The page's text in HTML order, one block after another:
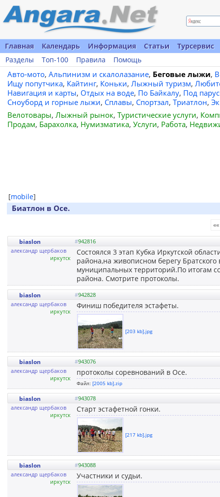
Главная Календарь Информация Статьи
Турсервис
Разделы
Топ-100 Правила Помощь
Авто-мото, Альпинизм и скалолазание, Беговые лыжи,
Ищу попутчика, Кайтинг, Коньки, Лыжный туризм,
Навигация и карты, Отдых на воде, По Байкалу, Под
Сноуборд и горные лыжи, Сплавы, Спортзал, Триатлон,
Велотовары, Лыжный рынок, Туристические услуги,
Продам, Барахолка, Нумизматика, Услуги, Работа,
[mobile]
Биатлон в Осе.
««
biaslon #942816
александр щербаков
иркутск
Состоялся 3 этап Кубка Иркутской
района,на живописном берегу
муниципальных территорий.По итогам
района. Смотрите протоколы.
biaslon #942828
александр щербаков
иркутск
Финиш победителя эстафеты.
[203 kb].jpg
biaslon #943076
александр щербаков
иркутск
протоколы соревнований в Осе.
Файл: [2005 kb].zip
biaslon #943078
александр щербаков
иркутск
Старт эстафетной гонки.
[217 kb].jpg
biaslon #943088
александр щербаков
иркутск
Участники и судьи.